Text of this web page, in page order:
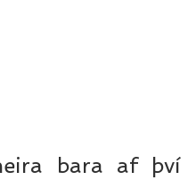
bara af því